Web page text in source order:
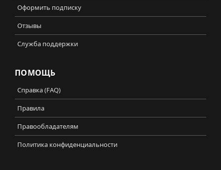
Оформить подписку
Отзывы
Служба поддержки
ПОМОЩЬ
Справка (FAQ)
Правила
Правообладателям
Политика конфиденциальности